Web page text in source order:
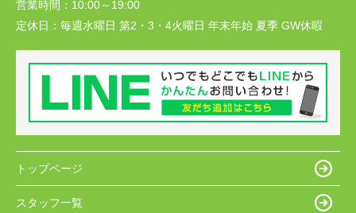
営業時間： 10:00～19:00
定休日： 毎週水曜日 第2・3・4火曜日 年末年始 夏季 GW休暇
トップページ
スタッフ一覧